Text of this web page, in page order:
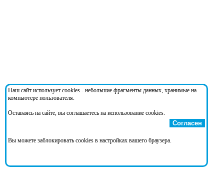
Наш сайт использует cookies - небольшие фрагменты данных, хранимые на
компьютере пользователя.
Оставаясь на сайте, вы соглашаетесь на использование cookies.
Согласен
Вы можете заблокировать cookies в настройках вашего браузера.